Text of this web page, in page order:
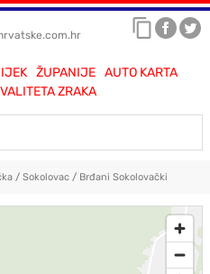
ŽUPANIJE
AUTO KARTA
ZRAKA
/ Sokolovac/ Brđani Sokolovački